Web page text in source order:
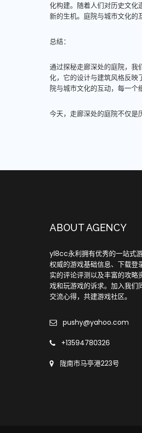
化构建。随着人们对历史文化
新的生机。庭院与城市文化的
总结：
通过探秘走廊深处的庭院，我
化，它的设计与建筑风格反映
院与城市文化的互动，每一个
今天，走廊深处的庭院不仅是
ABOUT AGENCY
yl8cc永利拥有优秀的一站式
权威的游戏基础信息、下载登
实的评论评测以及丰富的攻略
戏和玩游戏的诉求。加入我们
交流心得，共建游戏社区。
pushy@yahoo.com
+13594780326
陇南市马亭港223号